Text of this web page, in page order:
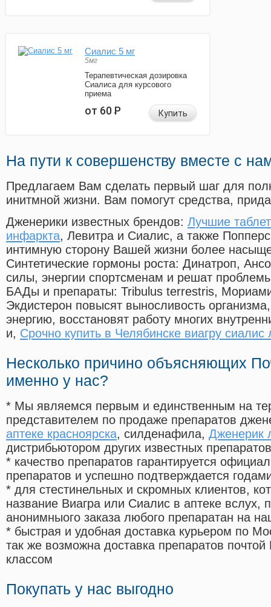
Сиалис 5 мг
5мг
Терапевтическая дозировка
Сиалиса для курсового
приема
от 60Р Купить
На пути к совершенству вместе с
Предлагаем Вам сделать первый шаг для
инитмной жизни. Вам помогут средства,
Дженерики известных брендов: Лучшие
инфаркта, Левитра и Сиалис, а также
интимную сторону Вашей жизни более
Синтетические гормоны роста: Динатроп,
силы, энергии спортсменам и решат
БАДы и препараты: Tribulus terrestris,
Экдистерон повысят выносливость
энергию, восстановят работу многих
и, Срочно купить в Челябинске виагру сиалис
Несколько причино объясняющих
именно у нас?
* Мы являемся первым и единственным на
представителем по продаже препаратов
аптеке красноярска, силденафила, Дженерик
дистрибьютором других известных препаратов
* качество препаратов гарантируется
препаратов и успешно подтверждается
* для стестинельных и скромных клиентов,
название Виагра или Сиалис в аптеке вслух,
анонимныого заказа любого препаратан на
* быстрая и удобная доставка курьером по
так же возможна доставка препаратов
классом
Покупать у нас выгодно